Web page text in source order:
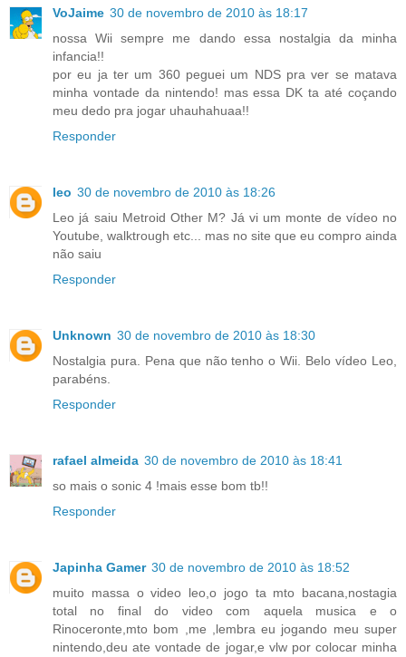
VoJaime 30 de novembro de 2010 às 18:17
nossa Wii sempre me dando essa nostalgia da minha
infancia!!
por eu ja ter um 360 peguei um NDS pra ver se matava
minha vontade da nintendo! mas essa DK ta até coçando
meu dedo pra jogar uhauhahuaa!!
Responder
leo 30 de novembro de 2010 às 18:26
Leo já saiu Metroid Other M? Já vi um monte de vídeo no
Youtube, walktrough etc... mas no site que eu compro ainda
não saiu
Responder
Unknown 30 de novembro de 2010 às 18:30
Nostalgia pura. Pena que não tenho o Wii. Belo vídeo Leo,
parabéns.
Responder
rafael almeida 30 de novembro de 2010 às 18:41
so mais o sonic 4 !mais esse bom tb!!
Responder
Japinha Gamer 30 de novembro de 2010 às 18:52
muito massa o video leo,o jogo ta mto bacana,nostagia
total no final do video com aquela musica e o
Rinoceronte,mto bom ,me ,lembra eu jogando meu super
nintendo,deu ate vontade de jogar,e vlw por colocar minha